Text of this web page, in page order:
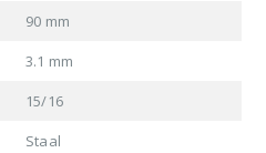
90 mm
3.1 mm
15/16
Staal